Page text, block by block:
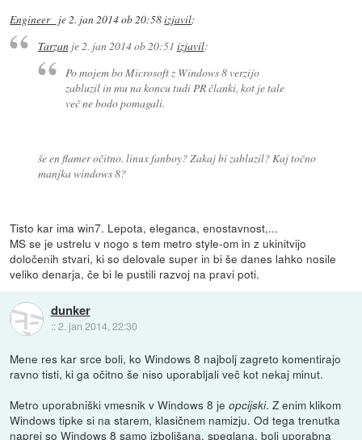
Engineer_ je2. jan 2014 ob 20:58izjavil:
Tarzanje2. jan 2014 ob 20:51 izjavil:
Po mojem bo Microsoft z Windows 8 verzijo
zabluzil in mu na koncu tudi PR članki, kot je tale
več ne bodo pomagali.
še en flamer očitno. linux fanboy? Zakaj bi zabluzil? Kaj točno
manjka windows 8?
Tisto kar ima win7. Lepota, eleganca, enostavnost,...
MS se je ustrelu v nogo s tem metro style-om in z ukinitvijo
določenih stvari, ki so delovale super in bi še danes lahko nosile
veliko denarja, če bi le pustili razvoj na pravi poti.
dunker
::2. jan 2014, 22:30
Mene res kar srce boli, ko Windows 8 najbolj zagreto komentirajo
ravno tisti, ki ga očitno še niso uporabljali več kot nekaj minut.
Metro uporabniški vmesnik v Windows 8 jeopcijski. Z enim klikom
Windows tipke si na starem, klasičnem namizju. Od tega trenutka
naprej so Windows 8 samo izboljšana, speglana, bolj uporabna